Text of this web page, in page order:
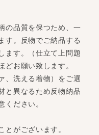
の品質を保つため、一
す。反物でご納品する
ます。（仕立て上問題
どお願い致します。
、洗える着物）をご選
と異なるため反物納品
ください。
とがございます。